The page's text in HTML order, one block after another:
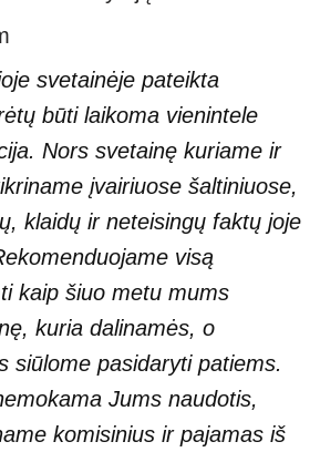
svetainėje pateikta
būti laikoma vienintele
Nors svetainę kuriame ir
įvairiuose šaltiniuose,
klaidų ir neteisingų faktų joje
visą
kaip šiuo metu mums
kuria dalinamės, o
siūlome pasidaryti patiems.
Jums naudotis,
komisinius ir pajamas iš